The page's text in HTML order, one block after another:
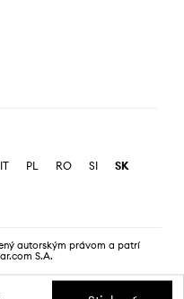
IT PL RO SI
SK
autorským právom a patrí
S.A.